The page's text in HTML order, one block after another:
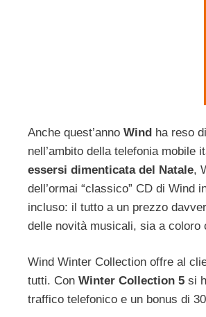
Anche quest’anno Wind ha reso
nell’ambito della telefonia mobile
essersi dimenticata del Natale,
dell’ormai “classico” CD di Wind
incluso: il tutto a un prezzo
delle novità musicali, sia a coloro
Wind Winter Collection offre al
tutti. Con Winter Collection 5 si
traffico telefonico e un bonus di